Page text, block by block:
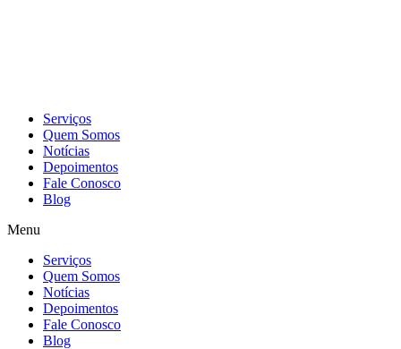
Serviços
Quem Somos
Notícias
Depoimentos
Fale Conosco
Blog
Menu
Serviços
Quem Somos
Notícias
Depoimentos
Fale Conosco
Blog